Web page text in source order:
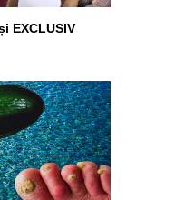
EXCLUSIV